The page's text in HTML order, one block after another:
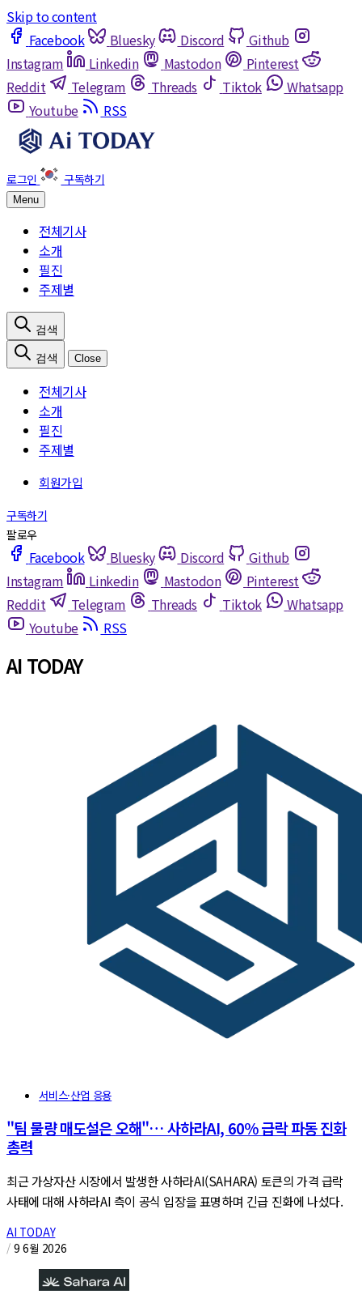
Skip to content
Facebook
Bluesky Discord
Github
Instagram
Linkedin Mastodon
Pinterest
Reddit
Telegram Threads Tiktok
Whatsapp
Youtube
RSS
Menu
전체기사
소개
필진
주제별
Close
전체기사
소개
필진
주제별
Facebook Bluesky Discord
Github
Instagram
Linkedin Mastodon
Pinterest
Reddit
Telegram Threads Tiktok
Whatsapp
Youtube
RSS
AI TODAY
서비스·산업 응용
"팀 물량 매도설은 오해"… 사하라AI, 60% 급락 파동 진화
총력
최근 가상자산 시장에서 발생한 사하라AI(SAHARA) 토큰의 가격 급락
사태에 대해 사하라AI 측이 공식 입장을 표명하며 긴급 진화에 나섰다.
AI TODAY
/ 9 6월 2026